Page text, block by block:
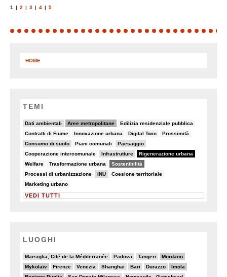
1 | 2 | 3 | 4 | 5
HOME
TEMI
Dati ambientali
10/90 Aree metropolitane
37/90 Edilizia residenziale pubblica
7/90
Contratti di Fiume
5/90 Innovazione urbana
5/90 Digital Twin
5/90 Prossimità
8/90
Consumo di suolo
21/90 Piani comunali
7/90 Paesaggio
14/90
Cooperazione intercomunale
7/90 Infrastrutture
15/90 Rigenerazione urbana
90/90
Welfare
5/90 Trasformazione urbana
8/90 Sostenibilità
69/90
Processi di urbanizzazione
8/90 INU
22/90 Coesione territoriale
8/90
Marketing urbano
5/90
VEDI TUTTI
LUOGHI
Marsiglia, Cité de la Méditerranée
2/20 Padova
2/20 Tangeri
2/20 Mordano
6/20
Mykolaïv
7/20 Firenze
2/20 Venezia
4/20 Shanghai
3/20 Bari
5/20 Durazzo
5/20 Imola
6/20
7/20
3/20
3/20